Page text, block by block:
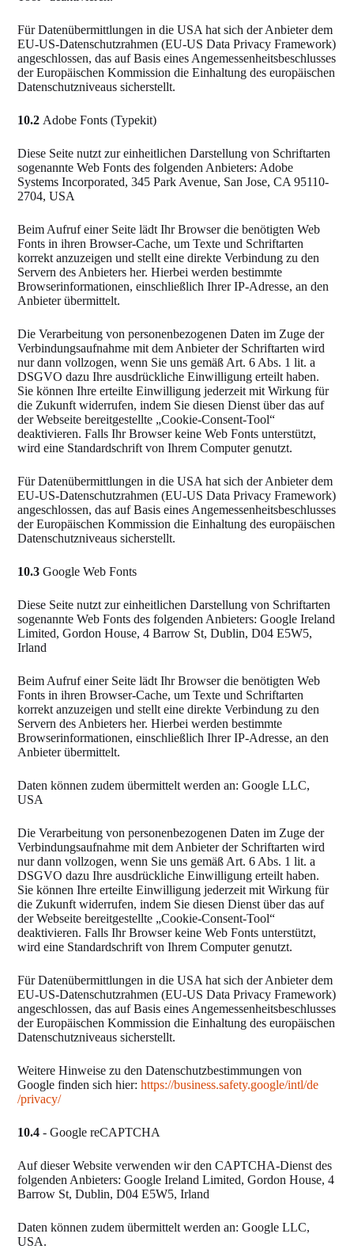
Für Datenübermittlungen in die USA hat sich der Anbieter dem
EU-US-Datenschutzrahmen (EU-US Data Privacy Framework)
angeschlossen, das auf Basis eines Angemessenheitsbeschlusses
der Europäischen Kommission die Einhaltung des europäischen
Datenschutzniveaus sicherstellt.
10.2 Adobe Fonts (Typekit)
Diese Seite nutzt zur einheitlichen Darstellung von Schriftarten
sogenannte Web Fonts des folgenden Anbieters: Adobe
Systems Incorporated, 345 Park Avenue, San Jose, CA 95110-
2704, USA
Beim Aufruf einer Seite lädt Ihr Browser die benötigten Web
Fonts in ihren Browser-Cache, um Texte und Schriftarten
korrekt anzuzeigen und stellt eine direkte Verbindung zu den
Servern des Anbieters her. Hierbei werden bestimmte
Browserinformationen, einschließlich Ihrer IP-Adresse, an den
Anbieter übermittelt.
Die Verarbeitung von personenbezogenen Daten im Zuge der
Verbindungsaufnahme mit dem Anbieter der Schriftarten wird
nur dann vollzogen, wenn Sie uns gemäß Art. 6 Abs. 1 lit. a
DSGVO dazu Ihre ausdrückliche Einwilligung erteilt haben.
Sie können Ihre erteilte Einwilligung jederzeit mit Wirkung für
die Zukunft widerrufen, indem Sie diesen Dienst über das auf
der Webseite bereitgestellte „Cookie-Consent-Tool“
deaktivieren. Falls Ihr Browser keine Web Fonts unterstützt,
wird eine Standardschrift von Ihrem Computer genutzt.
Für Datenübermittlungen in die USA hat sich der Anbieter dem
EU-US-Datenschutzrahmen (EU-US Data Privacy Framework)
angeschlossen, das auf Basis eines Angemessenheitsbeschlusses
der Europäischen Kommission die Einhaltung des europäischen
Datenschutzniveaus sicherstellt.
10.3 Google Web Fonts
Diese Seite nutzt zur einheitlichen Darstellung von Schriftarten
sogenannte Web Fonts des folgenden Anbieters: Google Ireland
Limited, Gordon House, 4 Barrow St, Dublin, D04 E5W5,
Irland
Beim Aufruf einer Seite lädt Ihr Browser die benötigten Web
Fonts in ihren Browser-Cache, um Texte und Schriftarten
korrekt anzuzeigen und stellt eine direkte Verbindung zu den
Servern des Anbieters her. Hierbei werden bestimmte
Browserinformationen, einschließlich Ihrer IP-Adresse, an den
Anbieter übermittelt.
Daten können zudem übermittelt werden an: Google LLC,
USA
Die Verarbeitung von personenbezogenen Daten im Zuge der
Verbindungsaufnahme mit dem Anbieter der Schriftarten wird
nur dann vollzogen, wenn Sie uns gemäß Art. 6 Abs. 1 lit. a
DSGVO dazu Ihre ausdrückliche Einwilligung erteilt haben.
Sie können Ihre erteilte Einwilligung jederzeit mit Wirkung für
die Zukunft widerrufen, indem Sie diesen Dienst über das auf
der Webseite bereitgestellte „Cookie-Consent-Tool“
deaktivieren. Falls Ihr Browser keine Web Fonts unterstützt,
wird eine Standardschrift von Ihrem Computer genutzt.
Für Datenübermittlungen in die USA hat sich der Anbieter dem
EU-US-Datenschutzrahmen (EU-US Data Privacy Framework)
angeschlossen, das auf Basis eines Angemessenheitsbeschlusses
der Europäischen Kommission die Einhaltung des europäischen
Datenschutzniveaus sicherstellt.
Weitere Hinweise zu den Datenschutzbestimmungen von
Google finden sich hier:https://business.safety.google/intl/de
/privacy/
10.4 - Google reCAPTCHA
Auf dieser Website verwenden wir den CAPTCHA-Dienst des
folgenden Anbieters: Google Ireland Limited, Gordon House, 4
Barrow St, Dublin, D04 E5W5, Irland
Daten können zudem übermittelt werden an: Google LLC,
USA.